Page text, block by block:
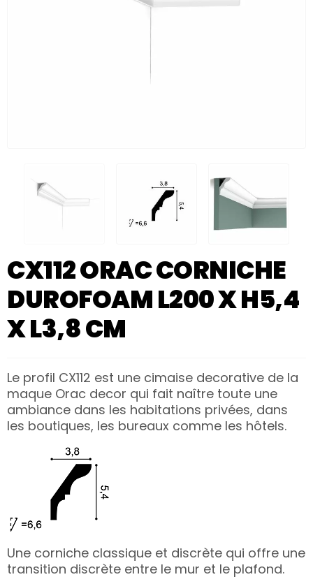
CX112 ORAC CORNICHE
DUROFOAM L200 X H5,4
X L3,8 CM
Le profil CX112 est une cimaise decorative de la
maque Orac decor qui fait naître toute une
ambiance dans les habitations privées, dans
les boutiques, les bureaux comme les hôtels.
Une corniche classique et discrète qui offre une
transition discrète entre le mur et le plafond.